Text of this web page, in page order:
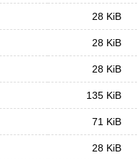
28 KiB
28 KiB
28 KiB
135 KiB
71 KiB
28 KiB